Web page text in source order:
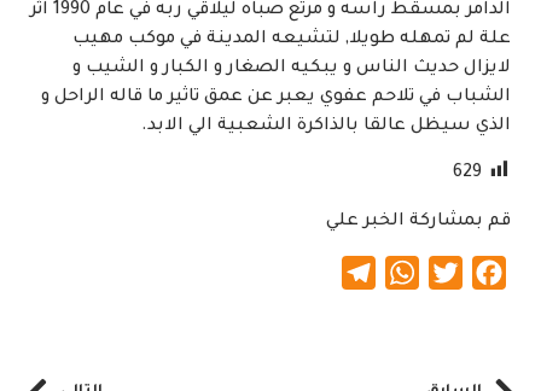
الدامر بمسقط راسه و مرتع صباه ليلاقي ربه في عام 1990 اثر
علة لم تمهله طويلا, لتشيعه المدينة في موكب مهيب
لايزال حديث الناس و يبكيه الصغار و الكبار و الشيب و
الشباب في تلاحم عفوي يعبر عن عمق تاثير ما قاله الراحل و
الذي سيظل عالقا بالذاكرة الشعبية الي الابد.
629
قم بمشاركة الخبر علي
Facebook
Twitter
WhatsApp